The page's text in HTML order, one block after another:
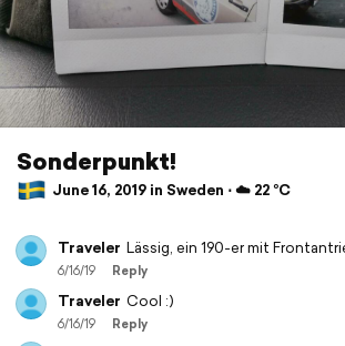
Sonderpunkt!
June 16, 2019 in Sweden ⋅ ☁️ 22 °C
Traveler Lässig, ein 190-er mit
6/16/19 Reply
Traveler Cool :)
6/16/19 Reply